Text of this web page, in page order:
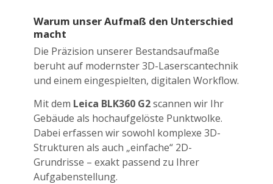
Warum unser Aufmaß den Unterschied
macht
Die Präzision unserer Bestandsaufmaße
beruht auf modernster 3D-Laserscantechnik
und einem eingespielten, digitalen Workflow.
Mit dem Leica BLK360 G2scannen wir Ihr
Gebäude als hochaufgelöste Punktwolke.
Dabei erfassen wir sowohl komplexe 3D-
Strukturen als auch „einfache“ 2D-
Grundrisse – exakt passend zu Ihrer
Aufgabenstellung.